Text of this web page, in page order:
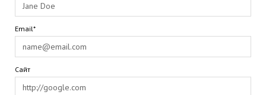
Email*
Сайт